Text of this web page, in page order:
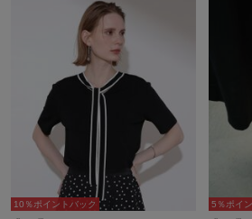
10％ポイントバック
5％ポイ